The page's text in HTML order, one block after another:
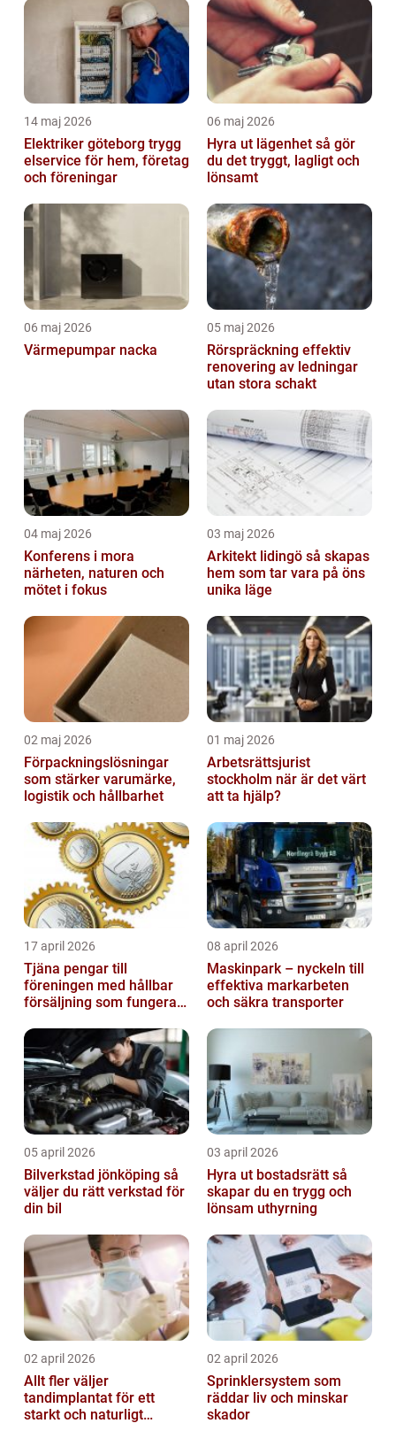
14 maj 2026
Elektriker göteborg trygg
elservice för hem, företag
och föreningar
06 maj 2026
Hyra ut lägenhet så gör
du det tryggt, lagligt och
lönsamt
06 maj 2026
Värmepumpar nacka
05 maj 2026
Rörspräckning effektiv
renovering av ledningar
utan stora schakt
04 maj 2026
Konferens i mora
närheten, naturen och
mötet i fokus
03 maj 2026
Arkitekt lidingö så skapas
hem som tar vara på öns
unika läge
02 maj 2026
Förpackningslösningar
som stärker varumärke,
logistik och hållbarhet
01 maj 2026
Arbetsrättsjurist
stockholm när är det värt
att ta hjälp?
17 april 2026
Tjäna pengar till
föreningen med hållbar
försäljning som fungerar
08 april 2026
Maskinpark – nyckeln till
effektiva markarbeten
och säkra transporter
05 april 2026
Bilverkstad jönköping så
väljer du rätt verkstad för
din bil
03 april 2026
Hyra ut bostadsrätt så
skapar du en trygg och
lönsam uthyrning
02 april 2026
Allt fler väljer
tandimplantat för ett
starkt och naturligt
02 april 2026
Sprinklersystem som
räddar liv och minskar
skador